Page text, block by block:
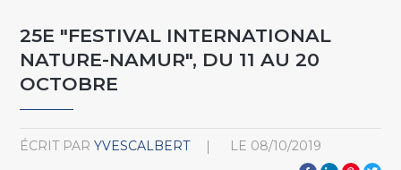
25E "FESTIVAL INTERNATIONAL
NATURE-NAMUR", DU 11 AU 20
OCTOBRE
ÉCRIT PAR YVESCALBERT LE 08/10/2019